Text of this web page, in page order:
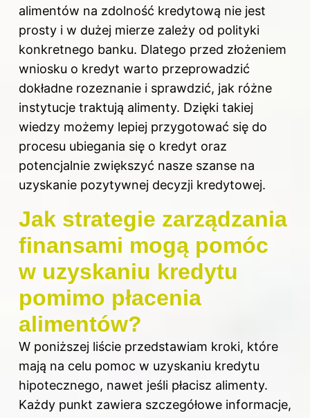
alimentów na zdolność kredytową nie jest
prosty i w dużej mierze zależy od polityki
konkretnego banku. Dlatego przed złożeniem
wniosku o kredyt warto przeprowadzić
dokładne rozeznanie i sprawdzić, jak różne
instytucje traktują alimenty. Dzięki takiej
wiedzy możemy lepiej przygotować się do
procesu ubiegania się o kredyt oraz
potencjalnie zwiększyć nasze szanse na
uzyskanie pozytywnej decyzji kredytowej.
Jak strategie zarządzania
finansami mogą pomóc
w uzyskaniu kredytu
pomimo płacenia
alimentów?
W poniższej liście przedstawiam kroki, które
mają na celu pomoc w uzyskaniu kredytu
hipotecznego, nawet jeśli płacisz alimenty.
Każdy punkt zawiera szczegółowe informacje,